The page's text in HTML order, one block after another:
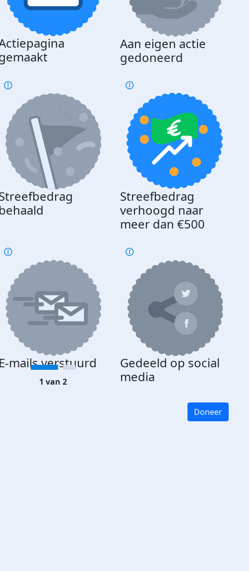
Aan eigen actie
gedoneerd
behaald
Streefbedrag
verhoogd naar
meer dan €500
E-mails verstuurd
Gedeeld op social
media
1 van 2
Doneer